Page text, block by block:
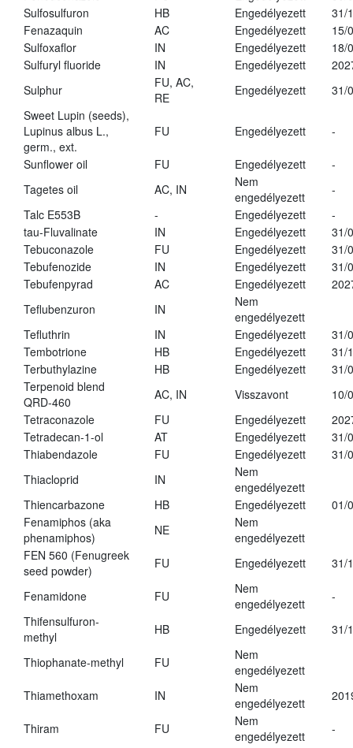
Sulfosulfuron
HB Engedélyezett
31/
Fenazaquin
AC Engedélyezett
15/
Sulfoxaflor
IN Engedélyezett
18/
Sulfuryl fluoride
IN Engedélyezett
Sulphur
FU, AC,
RE
Engedélyezett
31/
Sweet Lupin (seeds),
Lupinus albus L.,
germ., ext.
FU Engedélyezett -
Sunflower oil FU Engedélyezett
-
Tagetes oil
AC, IN
Nem
engedélyezett
-
Talc E553B
- Engedélyezett
-
tau-Fluvalinate
IN Engedélyezett
31/
Tebuconazole
FU Engedélyezett
31/
Tebufenozide
IN Engedélyezett
31/
Tebufenpyrad
AC Engedélyezett
Teflubenzuron
IN
Nem
engedélyezett
Tefluthrin
IN Engedélyezett
31/
Tembotrione
HB Engedélyezett
31/
Terbuthylazine
HB Engedélyezett
31/
Terpenoid blend
QRD-460
AC, IN Visszavont
10/
Tetraconazole
FU Engedélyezett
Tetradecan-1-ol
AT Engedélyezett
31/
Thiabendazole
FU Engedélyezett
31/
Thiacloprid
IN
Nem
engedélyezett
Thiencarbazone
HB Engedélyezett
01/
Fenamiphos (aka
phenamiphos)
NE
Nem
engedélyezett
FEN 560 (Fenugreek
seed powder)
FU Engedélyezett 31/
Fenamidone FU
Nem
engedélyezett
-
Thifensulfuron-
methyl
HB Engedélyezett 31/
Thiophanate-methyl FU
Nem
engedélyezett
Thiamethoxam
IN
Nem
engedélyezett
Thiram FU
Nem
engedélyezett
-